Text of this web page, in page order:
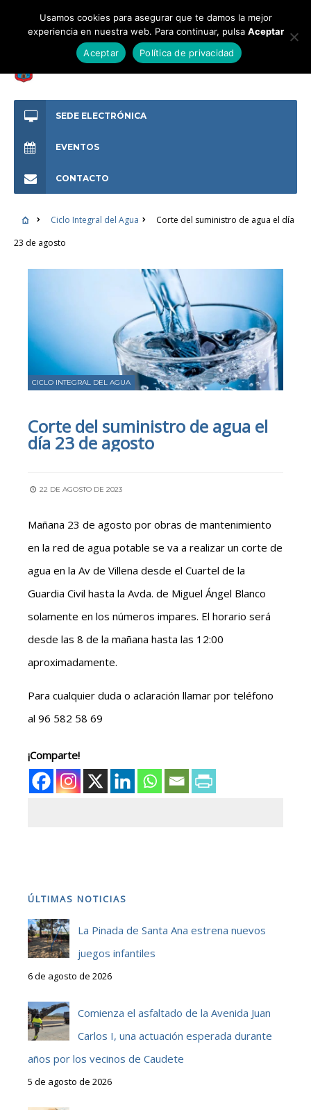
SEDE ELECTRÓNICA
EVENTOS
CONTACTO
Ciclo Integral del Agua
Corte del suministro de agua el día
23 de agosto
CICLO INTEGRAL DEL AGUA
Corte del suministro de agua el
día 23 de agosto
22 DE AGOSTO DE 2023
Mañana 23 de agosto por obras de mantenimiento
en la red de agua potable se va a realizar un corte de
agua en la Av de Villena desde el Cuartel de la
Guardia Civil hasta la Avda. de Miguel Ángel Blanco
solamente en los números impares. El horario será
desde las 8 de la mañana hasta las 12:00
aproximadamente.
Para cualquier duda o aclaración llamar por teléfono
al 96 582 58 69
¡Comparte!
ÚLTIMAS NOTICIAS
La Pinada de Santa Ana estrena nuevos
juegos infantiles
6 de agosto de 2026
Comienza el asfaltado de la Avenida Juan
Carlos I, una actuación esperada durante
años por los vecinos de Caudete
5 de agosto de 2026
Usamos cookies para asegurar que te damos la mejor
experiencia en nuestra web. Para continuar, pulsa Aceptar
Aceptar
Política de privacidad